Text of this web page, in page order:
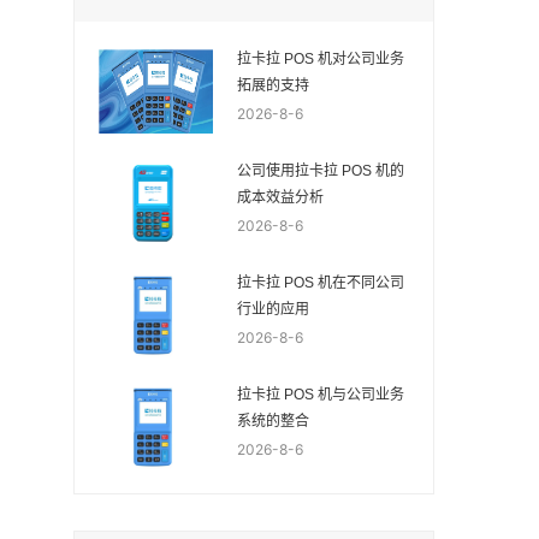
拉卡拉 POS 机对公司业务
拓展的支持
2026-8-6
公司使用拉卡拉 POS 机的
成本效益分析
2026-8-6
拉卡拉 POS 机在不同公司
行业的应用
2026-8-6
拉卡拉 POS 机与公司业务
系统的整合
2026-8-6